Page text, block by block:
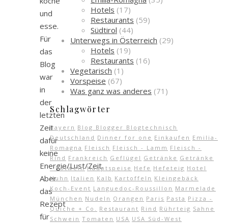
und
esse.
Für
das
Blog
war
in
der
letzten
Zeit
dafür
keine
Energie/Lust/Zeit.
Aber
das
Rezept
für
Hotels (17)
Restaurants (59)
Südtirol (44)
Unterwegs in Österreich (29)
Hotels (19)
Restaurants (16)
Vegetarisch (1)
Vorspeise (67)
Was ganz was anderes (71)
Schlagwörter
Bayern Blog Blogger Blogtechnisch
Deutschland Dinner for one Einkaufen Emilia-
Romagna Fleisch Fleisch - Lamm Fleisch -
Rind Frankreich Geflügel Getränke Getränke
- Rotwein Hauptspeise Hefe Hefeteig Hotel
Huhn Italien Kalb Kartoffeln Kleingebäck
Koch-Event Languedoc-Roussillon Marmelade
München Nudeln Orangen Paris Pasta Pizza -
Quiche + Co.
Restaurant Rind Rührteig Sahne
Schwein Tomaten USA USA Süd-West